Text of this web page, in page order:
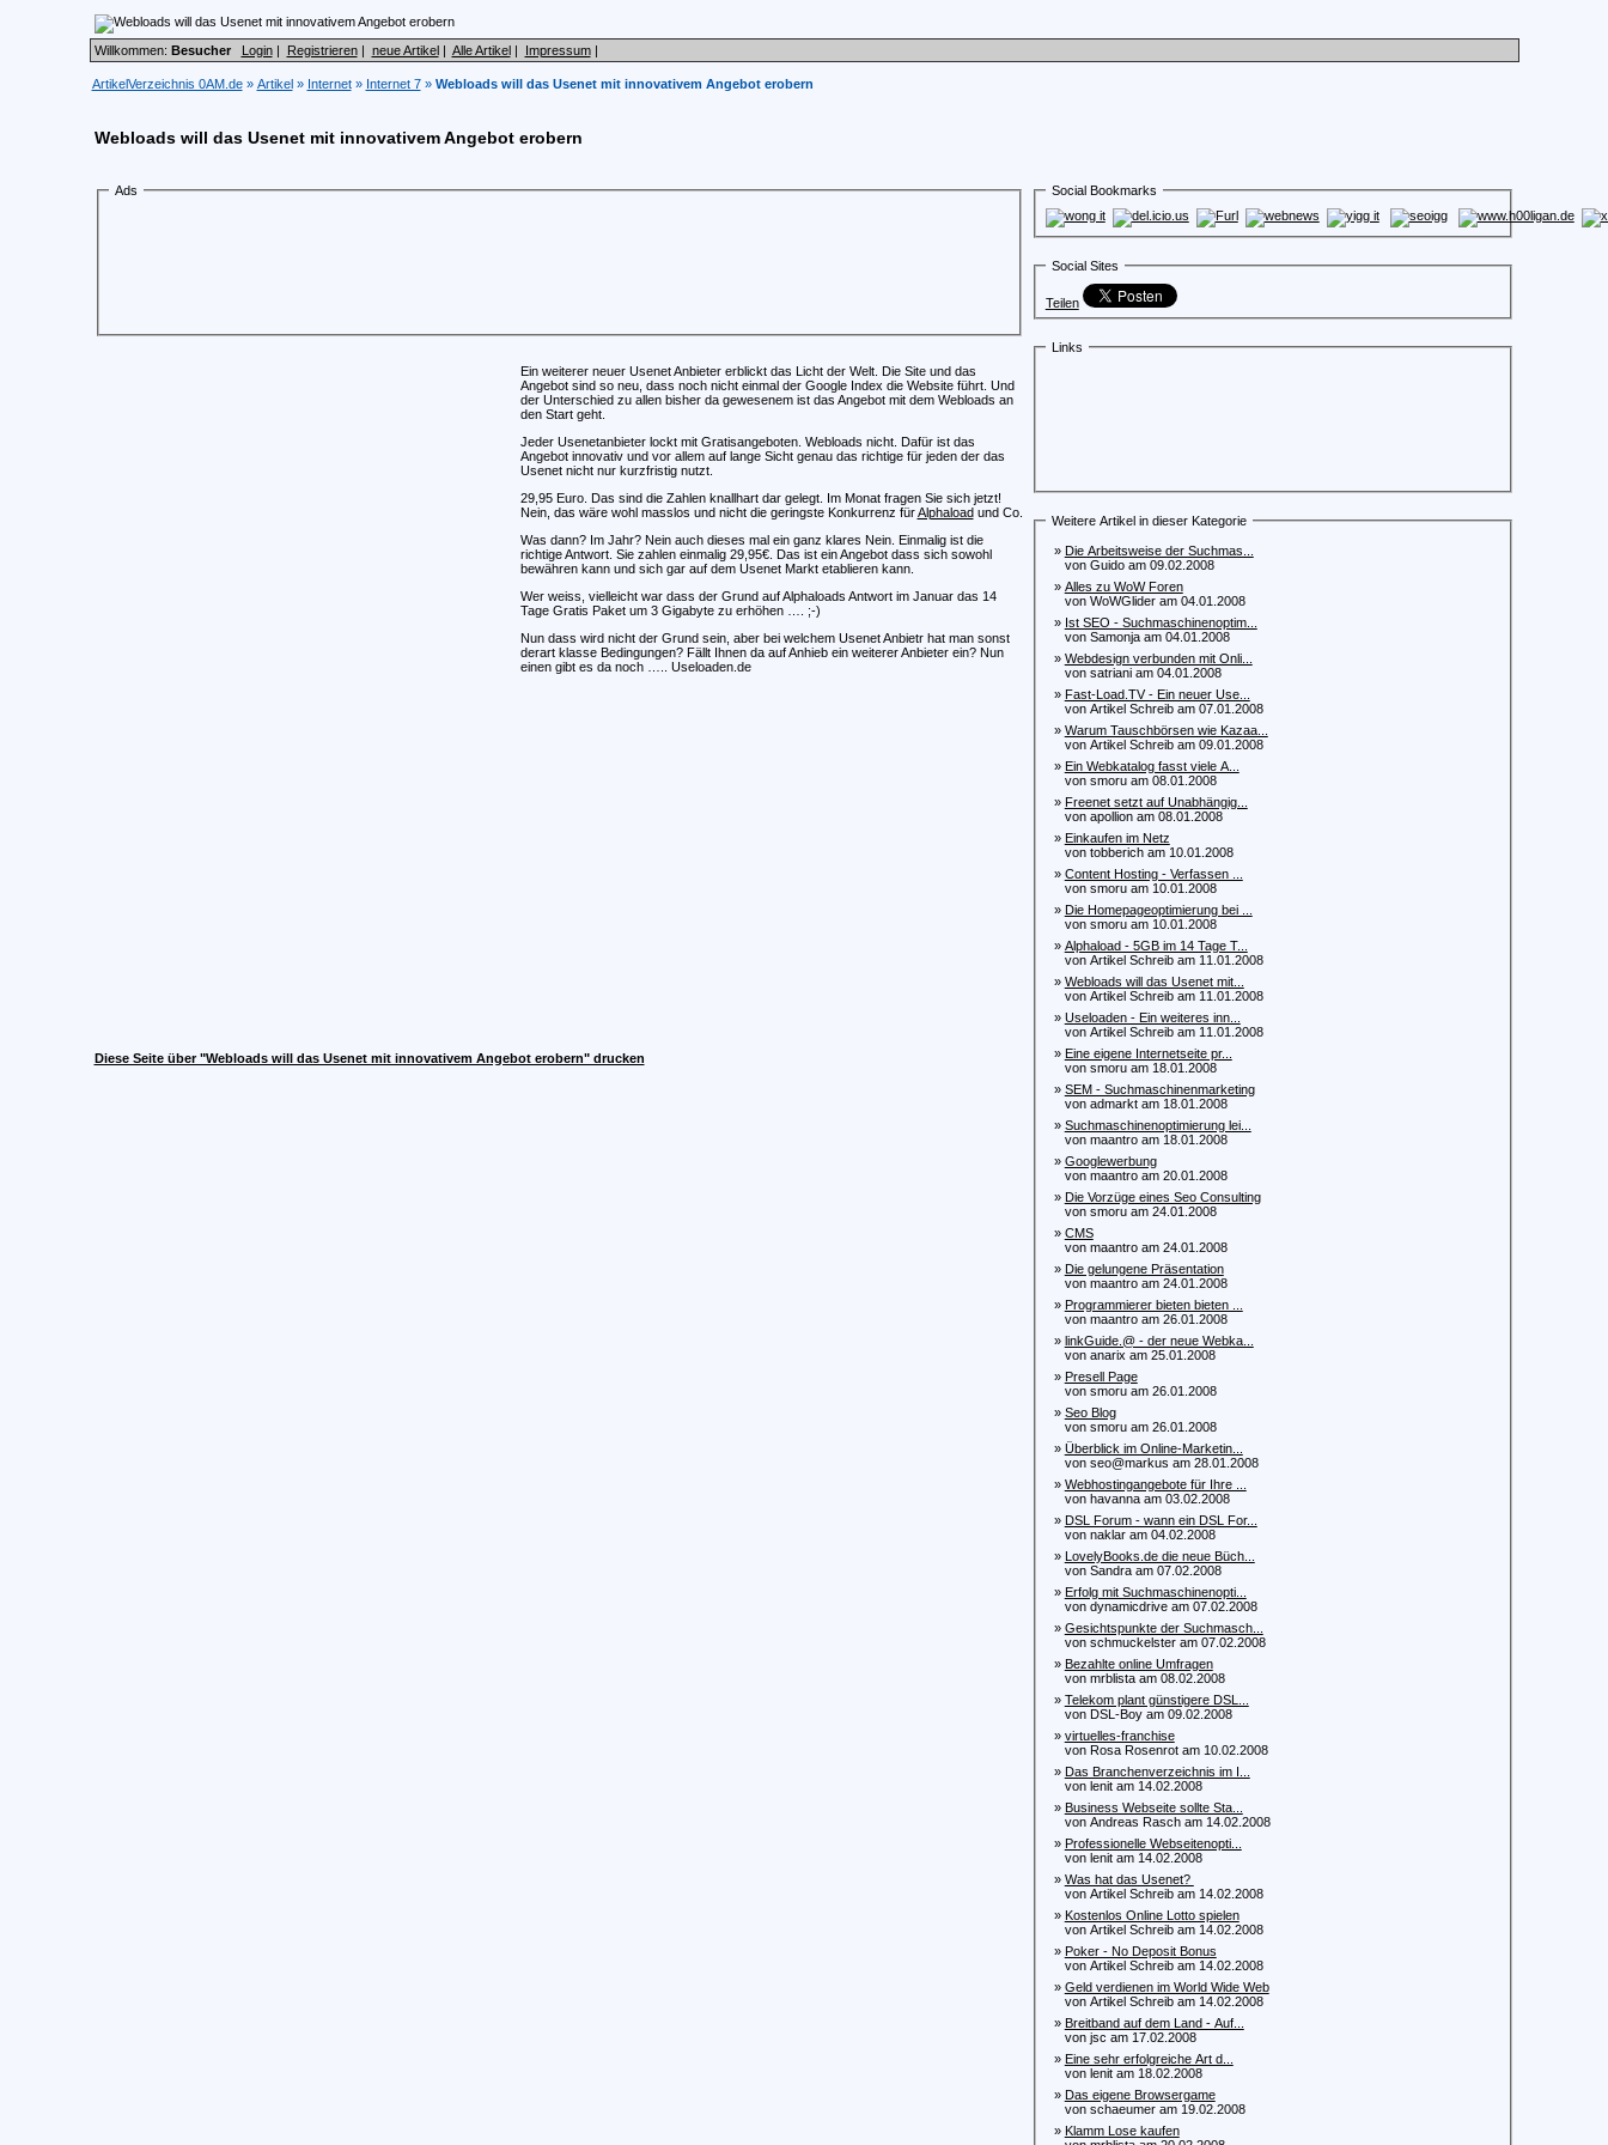
Willkommen: Besucher Login| Registrieren| neue Artikel| Alle Artikel| Impressum|
ArtikelVerzeichnis 0AM.de» Artikel» Internet» Internet 7» Webloads will das Usenet mit innovativem Angebot erobern
Webloads will das Usenet mit innovativem Angebot erobern
Ads
Ein weiterer neuer Usenet Anbieter erblickt das Licht der Welt. Die Site und das
Angebot sind so neu, dass noch nicht einmal der Google Index die Website führt. Und
der Unterschied zu allen bisher da gewesenem ist das Angebot mit dem Webloads an
den Start geht.
Jeder Usenetanbieter lockt mit Gratisangeboten. Webloads nicht. Dafür ist das
Angebot innovativ und vor allem auf lange Sicht genau das richtige für jeden der das
Usenet nicht nur kurzfristig nutzt.
29,95 Euro. Das sind die Zahlen knallhart dar gelegt. Im Monat fragen Sie sich jetzt!
Nein, das wäre wohl masslos und nicht die geringste Konkurrenz fürAlphaloadund Co.
Was dann? Im Jahr? Nein auch dieses mal ein ganz klares Nein. Einmalig ist die
richtige Antwort. Sie zahlen einmalig 29,95€. Das ist ein Angebot dass sich sowohl
bewähren kann und sich gar auf dem Usenet Markt etablieren kann.
Wer weiss, vielleicht war dass der Grund auf Alphaloads Antwort im Januar das 14
Tage Gratis Paket um 3 Gigabyte zu erhöhen …. ;-)
Nun dass wird nicht der Grund sein, aber bei welchem Usenet Anbietr hat man sonst
derart klasse Bedingungen? Fällt Ihnen da auf Anhieb ein weiterer Anbieter ein? Nun
einen gibt es da noch ….. Useloaden.de
Diese Seite über "Webloads will das Usenet mit innovativem Angebot erobern" drucken
Social Bookmarks
Social Sites
Teilen
Links
Weitere Artikel in dieser Kategorie
» Die Arbeitsweise der Suchmas...
von Guido am 09.02.2008
» Alles zu WoW Foren
von WoWGlider am 04.01.2008
» Ist SEO - Suchmaschinenoptim...
von Samonja am 04.01.2008
» Webdesign verbunden mit Onli...
von satriani am 04.01.2008
» Fast-Load.TV - Ein neuer Use...
von Artikel Schreib am 07.01.2008
» Warum Tauschbörsen wie Kazaa...
von Artikel Schreib am 09.01.2008
» Ein Webkatalog fasst viele A...
von smoru am 08.01.2008
» Freenet setzt auf Unabhängig...
von apollion am 08.01.2008
» Einkaufen im Netz
von tobberich am 10.01.2008
» Content Hosting - Verfassen ...
von smoru am 10.01.2008
» Die Homepageoptimierung bei ...
von smoru am 10.01.2008
» Alphaload - 5GB im 14 Tage T...
von Artikel Schreib am 11.01.2008
» Webloads will das Usenet mit...
von Artikel Schreib am 11.01.2008
» Useloaden - Ein weiteres inn...
von Artikel Schreib am 11.01.2008
» Eine eigene Internetseite pr...
von smoru am 18.01.2008
» SEM - Suchmaschinenmarketing
von admarkt am 18.01.2008
» Suchmaschinenoptimierung lei...
von maantro am 18.01.2008
» Googlewerbung
von maantro am 20.01.2008
» Die Vorzüge eines Seo Consulting
von smoru am 24.01.2008
» CMS
von maantro am 24.01.2008
» Die gelungene Präsentation
von maantro am 24.01.2008
» Programmierer bieten bieten ...
von maantro am 26.01.2008
» linkGuide.@ - der neue Webka...
von anarix am 25.01.2008
» Presell Page
von smoru am 26.01.2008
» Seo Blog
von smoru am 26.01.2008
» Überblick im Online-Marketin...
von seo@markus am 28.01.2008
» Webhostingangebote für Ihre ...
von havanna am 03.02.2008
» DSL Forum - wann ein DSL For...
von naklar am 04.02.2008
» LovelyBooks.de die neue Büch...
von Sandra am 07.02.2008
» Erfolg mit Suchmaschinenopti...
von dynamicdrive am 07.02.2008
» Gesichtspunkte der Suchmasch...
von schmuckelster am 07.02.2008
» Bezahlte online Umfragen
von mrblista am 08.02.2008
» Telekom plant günstigere DSL...
von DSL-Boy am 09.02.2008
» virtuelles-franchise
von Rosa Rosenrot am 10.02.2008
» Das Branchenverzeichnis im I...
von lenit am 14.02.2008
» Business Webseite sollte Sta...
von Andreas Rasch am 14.02.2008
» Professionelle Webseitenopti...
von lenit am 14.02.2008
» Was hat das Usenet?
von Artikel Schreib am 14.02.2008
» Kostenlos Online Lotto spielen
von Artikel Schreib am 14.02.2008
» Poker - No Deposit Bonus
von Artikel Schreib am 14.02.2008
» Geld verdienen im World Wide Web
von Artikel Schreib am 14.02.2008
» Breitband auf dem Land - Auf...
von jsc am 17.02.2008
» Eine sehr erfolgreiche Art d...
von lenit am 18.02.2008
» Das eigene Browsergame
von schaeumer am 19.02.2008
» Klamm Lose kaufen